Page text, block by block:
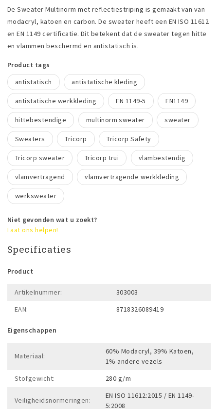
De Sweater Multinorm met reflectiestriping is gemaakt van van
modacryl, katoen en carbon. De sweater heeft een EN ISO 11612
en EN 1149 certificatie. Dit betekent dat de sweater tegen hitte
en vlammen beschermd en antistatisch is.
Product tags
antistatisch
antistatische kleding
antistatische werkkleding EN 1149-5 EN1149
hittebestendige multinorm sweater sweater
Sweaters Tricorp Tricorp Safety
Tricorp sweater Tricorp trui vlambestendig
vlamvertragend vlamvertragende werkkleding
werksweater
Niet gevonden wat u zoekt?
Laat ons helpen!
Specificaties
Product
Artikelnummer:
303003
EAN:
8718326089419
Eigenschappen
Materiaal:
60% Modacryl, 39% Katoen,
1% andere vezels
Stofgewicht:
280 g/m
Veiligheidsnormeringen:
EN ISO 11612:2015 / EN 1149-
5:2008